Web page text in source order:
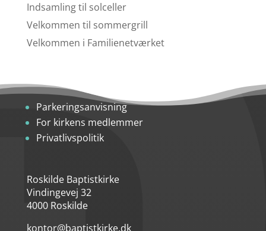
Indsamling til solceller
Velkommen til sommergrill
Velkommen i Familienetværket
Parkeringsanvisning
For kirkens medlemmer
Privatlivspolitik
Roskilde Baptistkirke
Vindingevej 32
4000 Roskilde
kontor@baptistkirke.dk